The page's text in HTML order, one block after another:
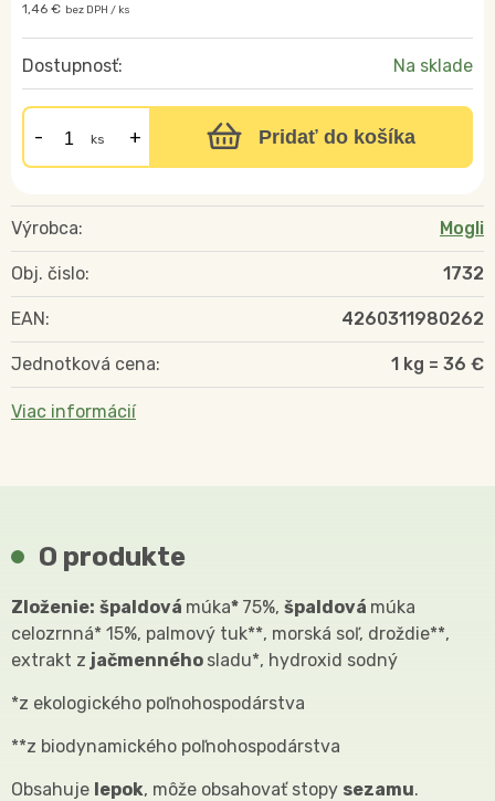
1,46 € bez DPH / ks
Dostupnosť: Na sklade
ks Pridať do košíka
Výrobca: Mogli
Obj. čislo: 1732
EAN: 4260311980262
Jednotková cena: 1 kg = 36 €
Viac informácií
O produkte
Zloženie: špaldová múka* 75%, špaldová múka
celozrnná* 15%, palmový tuk**, morská soľ, droždie**,
extrakt z jačmenného sladu*, hydroxid sodný
*z ekologického poľnohospodárstva
**z biodynamického poľnohospodárstva
Obsahuje lepok, môže obsahovať stopy sezamu.